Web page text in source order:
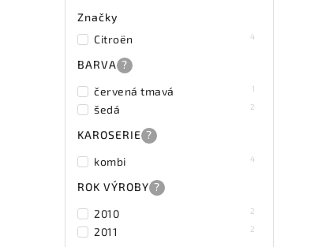
Značky
Citroën
4
BARVA ?
červená tmavá
1
šedá 2
KAROSERIE ?
kombi
4
ROK VÝROBY ?
2010
2
2011 2